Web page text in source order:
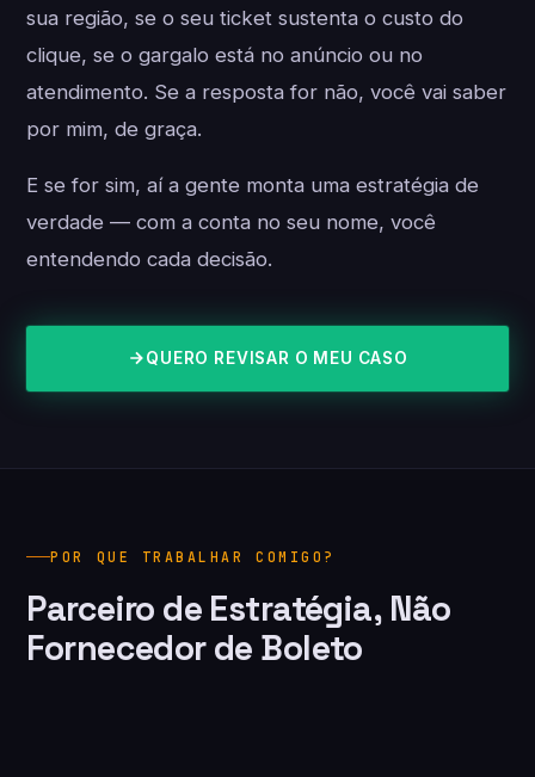
sua região, se o seu ticket sustenta o custo do
clique, se o gargalo está no anúncio ou no
atendimento. Se a resposta for não, você vai saber
por mim, de graça.
E se for sim, aí a gente monta uma estratégia de
verdade — com a conta no seu nome, você
entendendo cada decisão.
QUERO REVISAR O MEU CASO
POR QUE TRABALHAR COMIGO?
Parceiro de Estratégia, Não
Fornecedor de Boleto